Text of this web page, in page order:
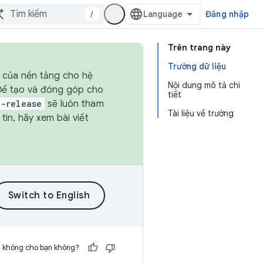
/ Đăng nhập
Trên trang này
Trường dữ liệu
Nội dung mô tả chi
tiết
Tài liệu về trường
nền tảng cho hệ
tạo và đóng góp cho
release sẽ luôn tham
hãy xem bài viết
cho bạn không?